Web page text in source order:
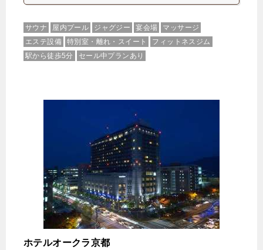
サウナ 屋内プール ジャグジー 宴会場
マッサージ
エステ設備
特別室・離れ・スイート
フィットネスジム
駅から徒歩5分
セール中プランあり
ホテルオークラ京都